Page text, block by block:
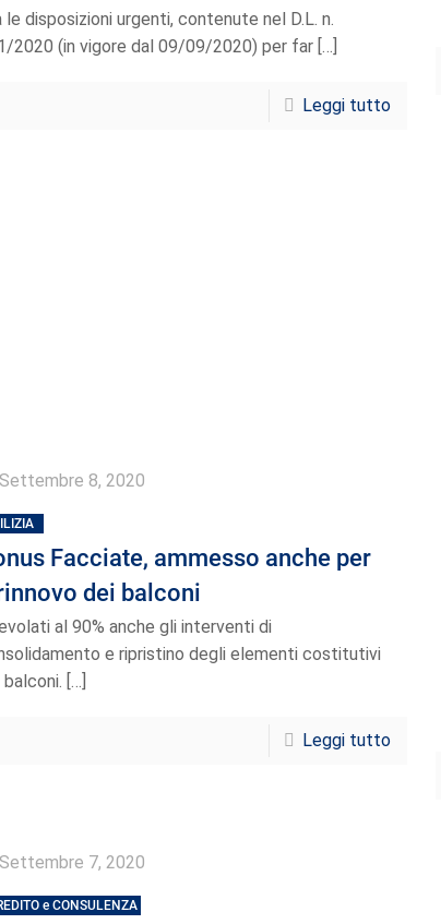
le disposizioni urgenti, contenute nel D.L. n.
2020 (in vigore dal 09/09/2020) per far […]
Leggi tutto
Settembre 8, 2020
Facciate, ammesso anche per
dei balconi
al 90% anche gli interventi di
e ripristino degli elementi costitutivi
[…]
Leggi tutto
Settembre 7, 2020
e CONSULENZA